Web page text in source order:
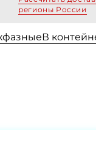
регионы России
В